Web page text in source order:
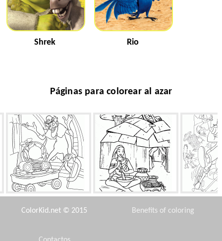
Shrek Rio
Páginas para colorear al azar
El villano ha robado
Pocahontas es cocinar
ColorKid.net © 2015 Benefits of coloring